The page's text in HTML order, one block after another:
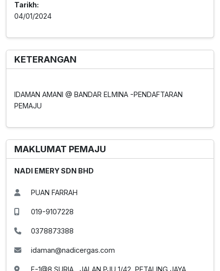
Tarikh:
04/01/2024
KETERANGAN
IDAMAN AMANI @ BANDAR ELMINA -PENDAFTARAN
PEMAJU
MAKLUMAT PEMAJU
NADI EMERY SDN BHD
PUAN FARRAH
019-9107228
0378873388
idaman@nadicergas.com